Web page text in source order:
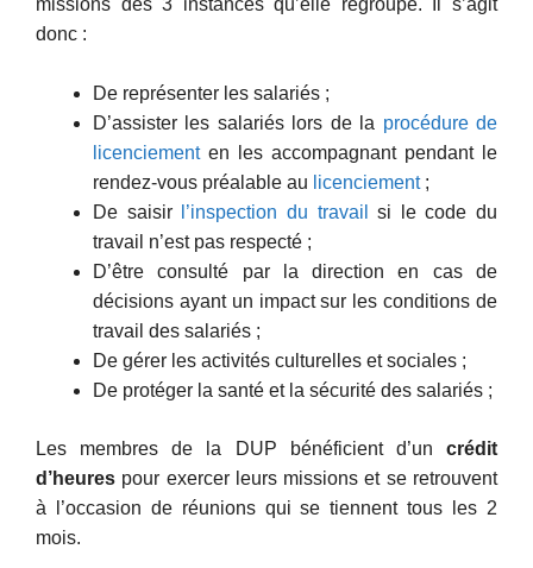
donc :
De représenter les salariés ;
D’assister les salariés lors de la procédure de
licenciementen les accompagnant pendant le
rendez-vous préalable au licenciement;
De saisir
l’inspection du travail
si le code du
travail n’est pas respecté ;
D’être consulté par la direction en cas de
décisions ayant un impact sur les conditions de
travail des salariés ;
De gérer les activités culturelles et sociales ;
De protéger la santé et la sécurité des salariés ;
Les membres de la DUP bénéficient d’un crédit
d’heures pour exercer leurs missions et se retrouvent
à l’occasion de réunions qui se tiennent tous les 2
mois.